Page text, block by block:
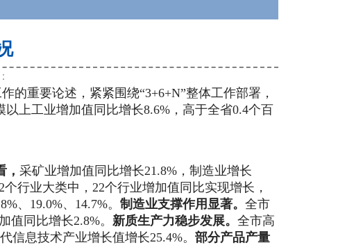
的重要论述，紧紧围绕“3+6+N”整体工作部署，
上工业增加值同比增长8.6%，高于全省0.4个百
， 采矿业增加值同比增长21.8%，制造业增长
个行业大类中，22个行业增加值同比实现增长，
%、 19.0%、 14.7%。 制造业支撑作用显著。 全市
值同比增长2.8%。 新质生产力稳步发展。 全市高
信息技术产业增长值增长25.4%。 部分产品产量